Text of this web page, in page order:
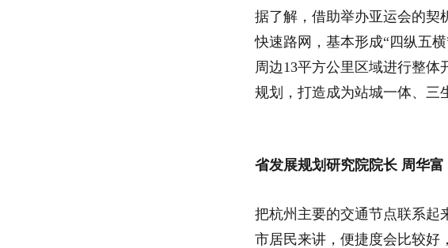
据了解，借助举办亚运会的契
快速路网，基本形成“四纵五
周边13平方公里区域进行整
规划，打造成为站城一体、三
省发展规划研究院院长 周华富
把杭州主要的交通节点联系起
市居民来讲，便捷度会比较好